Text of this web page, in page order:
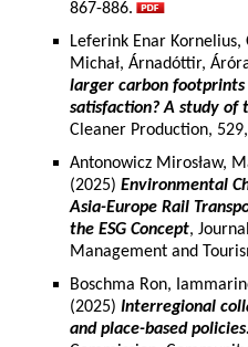
867-886.
Leferink Enar Kornelius,
Michał, Árnadóttir,
larger carbon
satisfaction? A study of
Cleaner Production,
Antonowicz Mirosław,
(2025) Environmental
Asia-Europe Rail
the ESG Concept,
Management and
Boschma Ron,
(2025) Interregional
and place-based policies.